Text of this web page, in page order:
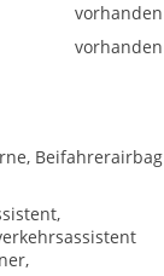
vorhanden
vorhanden
Beifahrerairbag